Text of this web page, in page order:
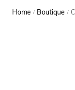
Home / Boutique /